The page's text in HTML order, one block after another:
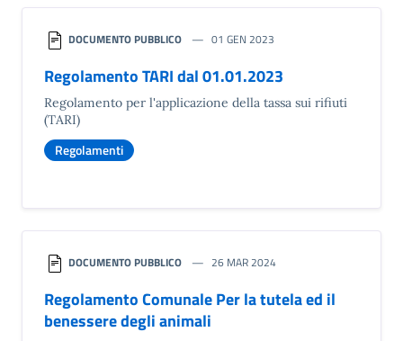
DOCUMENTO PUBBLICO 01 GEN 2023
Regolamento TARI dal 01.01.2023
Regolamento per l'applicazione della tassa sui rifiuti
(TARI)
Regolamenti
DOCUMENTO PUBBLICO 26 MAR 2024
Regolamento Comunale Per la tutela ed il
benessere degli animali